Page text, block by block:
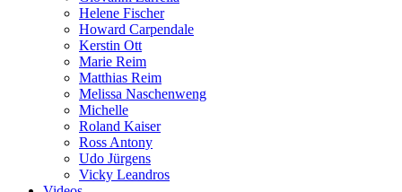
Helene Fischer
Howard Carpendale
Kerstin Ott
Marie Reim
Matthias Reim
Melissa Naschenweng
Michelle
Roland Kaiser
Ross Antony
Udo Jürgens
Vicky Leandros